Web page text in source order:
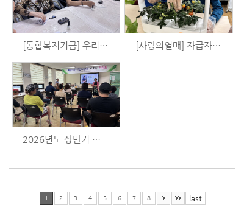
[통합복지기금] 우리는 시니어 예술가 시즌3 - 공예활동 (7/1) [사랑의열매] 자급자족 홈파밍 - 샐러드만들기 (6/27)
2026년도 상반기 보호자 간담회 (6/27)
1 2 3 4 5 6 7 8 last